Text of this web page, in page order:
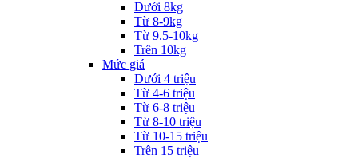
Dưới 8kg
Từ 8-9kg
Từ 9.5-10kg
Trên 10kg
Mức giá
Dưới 4 triệu
Từ 4-6 triệu
Từ 6-8 triệu
Từ 8-10 triệu
Từ 10-15 triệu
Trên 15 triệu